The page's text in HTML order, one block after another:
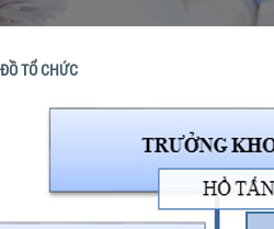
TỔ CHỨC